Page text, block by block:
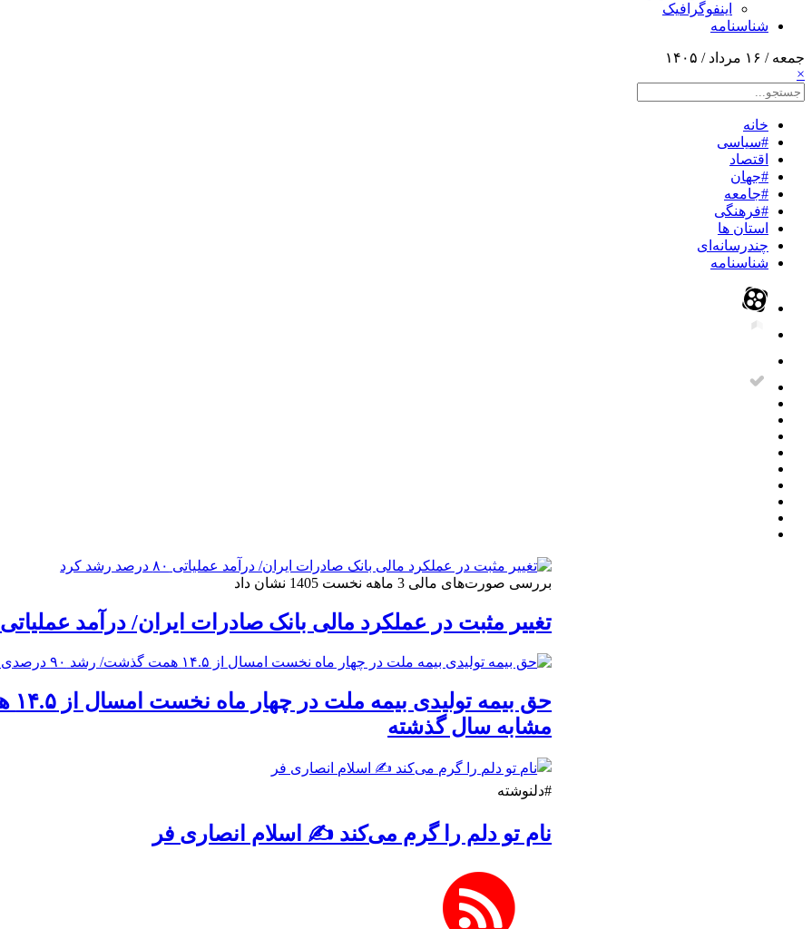
اینفوگرافیک
شناسنامه
جمعه / ۱۶ مرداد / ۱۴۰۵
×
خانه
#سیاسی
اقتصاد
#جهان
#جامعه
#فرهنگی
استان ها
چندرسانه‌ای
شناسنامه
بررسی صورت‌های مالی 3 ماهه نخست 1405 نشان داد
تغییر مثبت در عملکرد مالی بانک صادرات ایران/ درآمد عملیاتی ۸۰ درصد رشد کرد
مشابه سال گذشته
#دلنوشته
نام تو دلم را گرم می‌کند ✍️ اسلام انصاری فر